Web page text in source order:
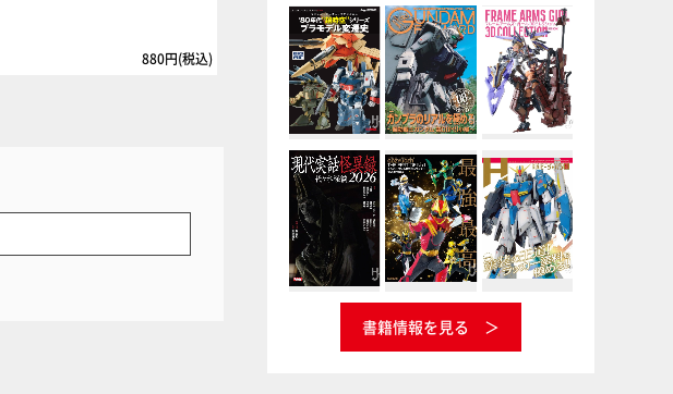
880円(税込)
書籍情報を見る